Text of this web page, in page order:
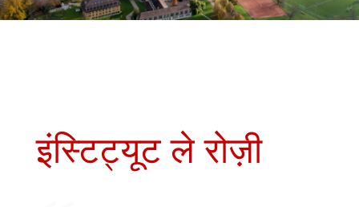
इंस्टिट्यूट ले रोज़ी